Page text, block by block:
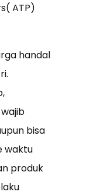
ATP)
handal
bisa
waktu
produk